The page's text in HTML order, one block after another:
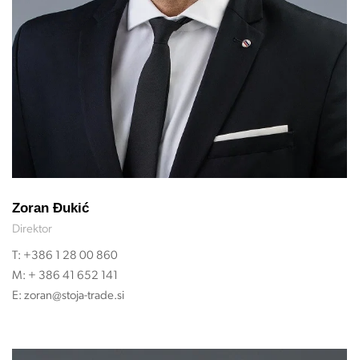
Zoran Đukić
Direktor
T: +386 1 28 00 860
M: + 386 41 652 141
E: zoran@stoja-trade.si